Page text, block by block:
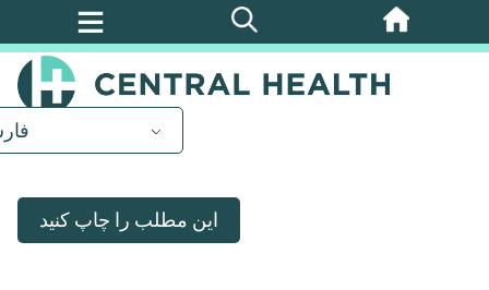
پرش
این مطلب را چاپ کنید